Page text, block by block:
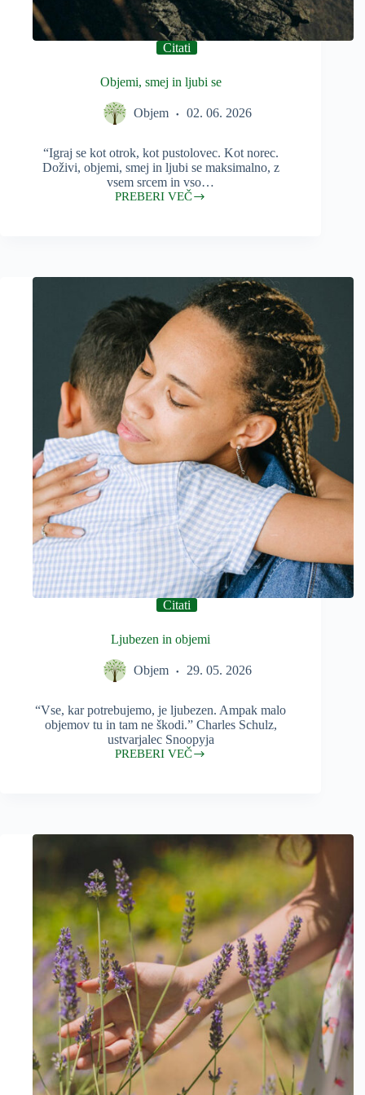
Citati
Objemi, smej in ljubi se
Objem 02. 06. 2026
“Igraj se kot otrok, kot pustolovec. Kot norec.
Doživi, objemi, smej in ljubi se maksimalno, z
vsem srcem in vso…
PREBERI VEČ
Objemi,
Citati
Ljubezen in objemi
Objem 29. 05. 2026
“Vse, kar potrebujemo, je ljubezen. Ampak malo
objemov tu in tam ne škodi.” Charles Schulz,
ustvarjalec Snoopyja
PREBERI VEČ
Ljubezen